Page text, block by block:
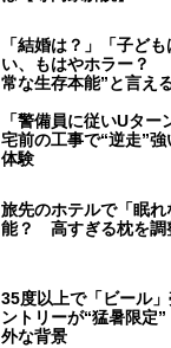
「結婚は？」「子ど
い、もはやホラー？
常な生存本能”と言え
「警備員に従いUタ
宅前の工事で“逆走”
体験
旅先のホテルで「眠
能？ 高すぎる枕を調
35度以上で「ビール
ントリーが“猛暑限定
外な背景